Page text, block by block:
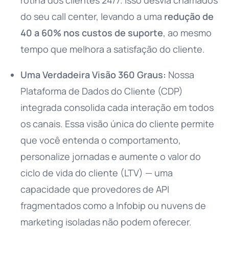
do seu call center, levando a uma redução de
40 a 60% nos custos de suporte, ao mesmo
tempo que melhora a satisfação do cliente.
Uma Verdadeira Visão 360 Graus: Nossa
Plataforma de Dados do Cliente (CDP)
integrada consolida cada interação em todos
os canais. Essa visão única do cliente permite
que você entenda o comportamento,
personalize jornadas e aumente o valor do
ciclo de vida do cliente (LTV) — uma
capacidade que provedores de API
fragmentados como a Infobip ou nuvens de
marketing isoladas não podem oferecer.